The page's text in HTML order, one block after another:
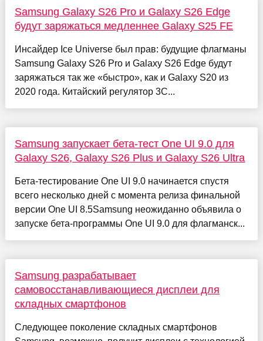
Samsung Galaxy S26 Pro и Galaxy S26 Edge
будут заряжаться медленнее Galaxy S25 FE
Инсайдер Ice Universe был прав: будущие флагманы
Samsung Galaxy S26 Pro и Galaxy S26 Edge будут
заряжаться так же «быстро», как и Galaxy S20 из
2020 года. Китайский регулятор 3C...
Samsung запускает бета-тест One UI 9.0 для
Galaxy S26, Galaxy S26 Plus и Galaxy S26 Ultra
Бета-тестирование One UI 9.0 начинается спустя
всего несколько дней с момента релиза финальной
версии One UI 8.5Samsung неожиданно объявила о
запуске бета-программы One UI 9.0 для флагманск...
Samsung разрабатывает
самовосстанавливающиеся дисплеи для
складных смартфонов
Следующее поколение складных смартфонов